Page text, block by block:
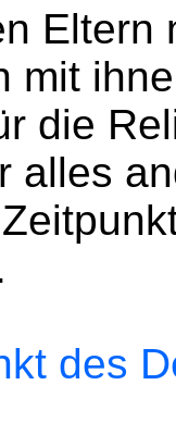
Eltern
mit
die
alles
des